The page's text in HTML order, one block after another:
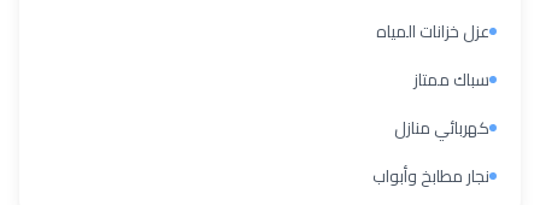
عزل خزانات المياه
سباك ممتاز
كهربائي منازل
نجار مطابخ وأبواب